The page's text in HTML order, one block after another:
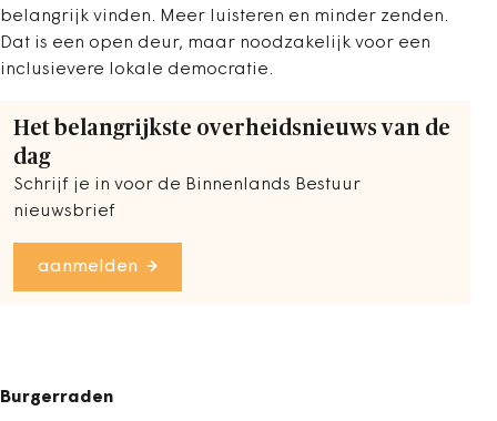
belangrijk vinden. Meer luisteren en minder zenden.
Dat is een open deur, maar noodzakelijk voor een
inclusievere lokale democratie.
Het belangrijkste overheidsnieuws van de
dag
Schrijf je in voor de Binnenlands Bestuur
nieuwsbrief
aanmelden
Burgerraden